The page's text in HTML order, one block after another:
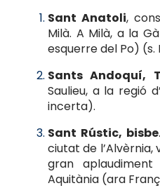
Sant Anatoli,
Milà. A Milà, a la
esquerre del Po) (s.
Sants Andoquí,
Saulieu, a la regió
incerta).
Sant Rústic, bisbe
ciutat de
gran
Aquitània (ara